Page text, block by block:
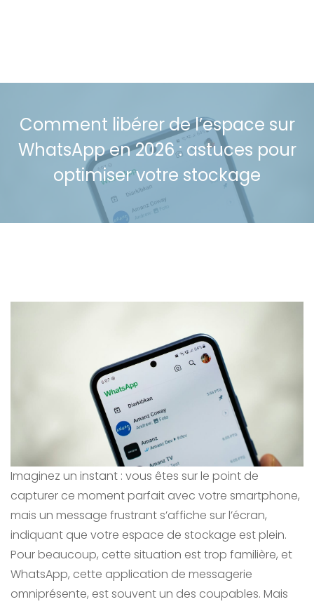
Comment libérer de l’espace sur
WhatsApp en 2026 : astuces pour
optimiser votre stockage
Imaginez un instant : vous êtes sur le point de
capturer ce moment parfait avec votre smartphone,
mais un message frustrant s’affiche sur l’écran,
indiquant que votre espace de stockage est plein.
Pour beaucoup, cette situation est trop familière, et
WhatsApp, cette application de messagerie
omniprésente, est souvent un des coupables. Mais